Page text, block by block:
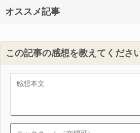
オススメ記事
この記事の感想を教えてくださ